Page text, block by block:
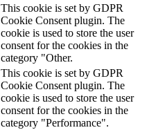
This cookie is set by GDPR
Cookie Consent plugin. The
cookie is used to store the user
consent for the cookies in the
category "Other.
This cookie is set by GDPR
Cookie Consent plugin. The
cookie is used to store the user
consent for the cookies in the
category "Performance".